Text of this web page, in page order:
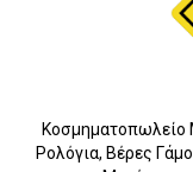
Κοσμηματοπωλείο
Ρολόγια, Βέρες